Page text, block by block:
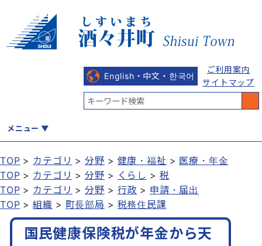
English・中文・한국어
ご利用案内
サイトマップ
メニュー
くらし 健康・福祉 教育・文化 観光・魅力
行政 まちづくり
TOP カテゴリ 分野 健康・福祉
医療・年金
TOP
カテゴリ 分野 くらし
税
TOP
カテゴリ 分野 行政
申請・届出
TOP
組織 町長部局 税務住民課
国民健康保険税が年金から天